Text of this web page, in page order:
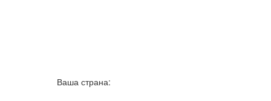
Ваша страна: